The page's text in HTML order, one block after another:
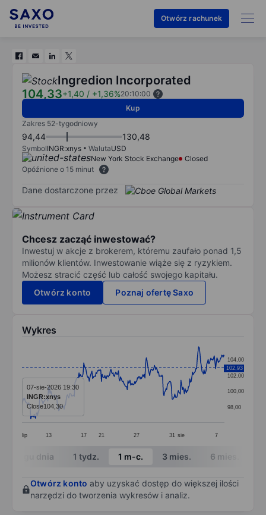
Otwórz rachunek
Ingredion Incorporated
104,33+1,40 / +1,36%20:10:00
Kup
Zakres 52-tygodniowy
94,44 130,48
SymbolINGR:xnys WalutaUSD
New York Stock Exchange
Closed
Opóźnione o 15 minut
Dane dostarczone przez
Chcesz zacząć inwestować?
Inwestuj w akcje z brokerem, któremu zaufało ponad 1,5
milionów klientów. Inwestowanie wiąże się z ryzykiem.
Możesz stracić część lub całość swojego kapitału.
Otwórz konto
Poznaj ofertę Saxo
Wykres
Line chart with 299 data points.
The chart has 1 X axis displaying categories.
The chart has 1 Y axis displaying values. Data
lip 13 17 21 27 31 sie 7
98,00
100,00
102,00
104,00
102,93
07-sie-2026 19:30
INGR:xnys
Close104,30
End of interactive chart.
W ciągu dnia 1 tydz. 1 m-c. 3 mies. 6 mies.
Otwórz konto aby uzyskać dostęp do większej ilości
narzędzi do tworzenia wykresów i analiz.